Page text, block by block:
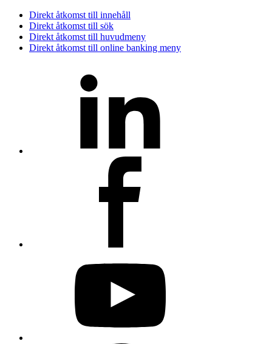
Direkt åtkomst till innehåll
Direkt åtkomst till sök
Direkt åtkomst till huvudmeny
Direkt åtkomst till online banking meny